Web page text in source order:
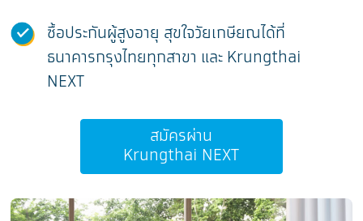
ซื้อประกันผู้สูงอายุ สุขใจวัยเกษียณได้ที่
ธนาคารกรุงไทยทุกสาขา และ Krungthai
NEXT
สมัครผ่าน
Krungthai NEXT